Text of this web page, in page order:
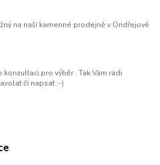
na naší kamenné prodejně v Ondřejově
pro výběr . Tak Vám rádi
či napsat :-)